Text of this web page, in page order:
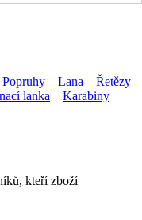
Popruhy Lana
Řetězy
lanka Karabiny
kteří zboží